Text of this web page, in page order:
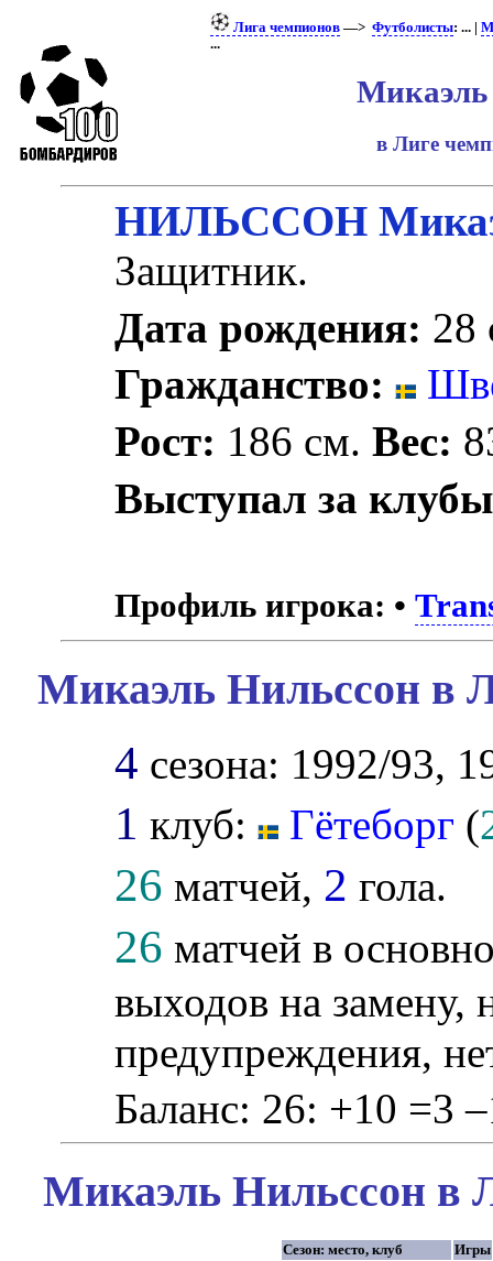
Лига чемпионов —> Футболисты: ... |
...
Микаэль
в Лиге
НИЛЬССОН
Защитник.
Дата рождения: 28
Гражданство:
Рост: 186 см.Вес:
Выступал за
Профиль игрока: •
Микаэль Нильссон в
4 сезона: 1992/93,
1 клуб: Гётеборг (
26 матчей, 2 гола.
26 матчей в
выходов на замену,
предупреждения,
Баланс: 26: +10 =3
Микаэль Нильссон в
Сезон: место, клуб Игры